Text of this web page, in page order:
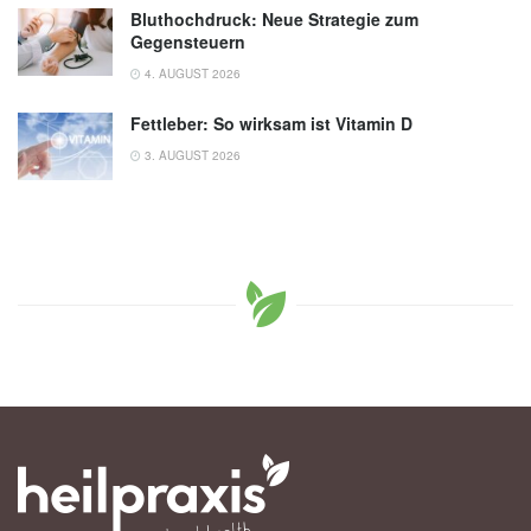
Bluthochdruck: Neue Strategie zum
Gegensteuern
4. AUGUST 2026
Fettleber: So wirksam ist Vitamin D
3. AUGUST 2026